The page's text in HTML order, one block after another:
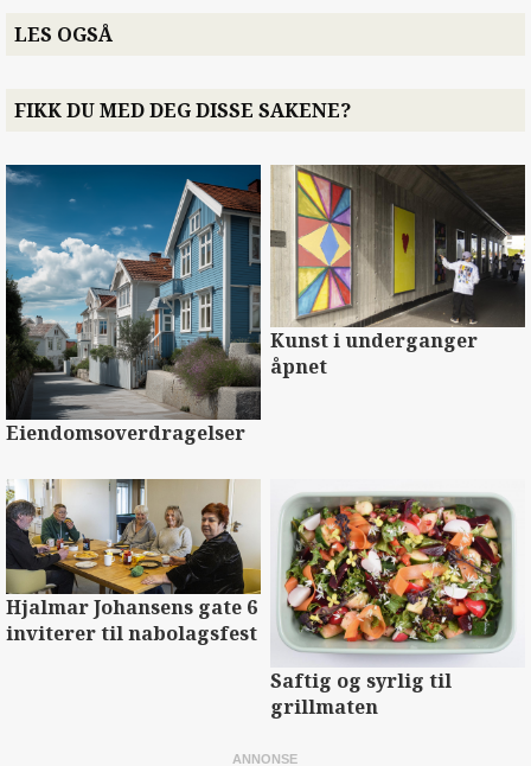
LES OGSÅ
FIKK DU MED DEG DISSE SAKENE?
Eiendomsoverdragelser
Kunst i underganger
åpnet
Hjalmar Johansens gate 6
inviterer til nabolagsfest
Saftig og syrlig til
grillmaten